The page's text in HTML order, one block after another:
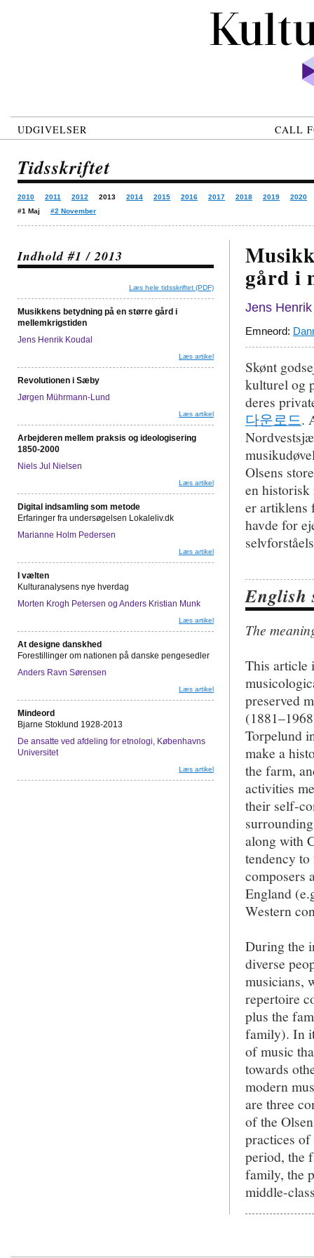
UDGIVELSER CALL
Tidsskriftet
2010 2011 2012 2013 2014 2015 2016 2017 2018 2019
2020
#1 Maj
#2 November
Indhold #1 / 2013
Læs hele tidsskriftet (PDF)
Musikkens betydning på en større gård i
mellemkrigstiden
Jens Henrik Koudal
Læs artikel
Revolutionen i Sæby
Jørgen Mührmann-Lund
Læs artikel
Arbejderen mellem praksis og ideologisering
1850-2000
Niels Jul Nielsen
Læs artikel
Digital indsamling som metode
Erfaringer fra undersøgelsen Lokaleliv.dk
Marianne Holm Pedersen
Læs artikel
I vælten
Kulturanalysens nye hverdag
Morten Krogh Petersen og Anders Kristian Munk
Læs artikel
At designe danskhed
Forestillinger om nationen på danske pengesedler
Anders Ravn Sørensen
Læs artikel
Mindeord
Bjarne Stoklund 1928-2013
De ansatte ved afdeling for etnologi, Københavns
Universitet
Læs artikel
gård i
Jens
Emneord:
Skønt
kulturel og
deres
다운로드.
Olsens
en
er artiklens
havde for
English
The
This article
preserved
Torpelund
make a
the farm,
activities
their self-
along with
tendency
composers
England
Western
During the
diverse
musicians,
repertoire
plus the
family). In
of music
towards
modern
are three
of the
practices
period, the
family, the
middle-